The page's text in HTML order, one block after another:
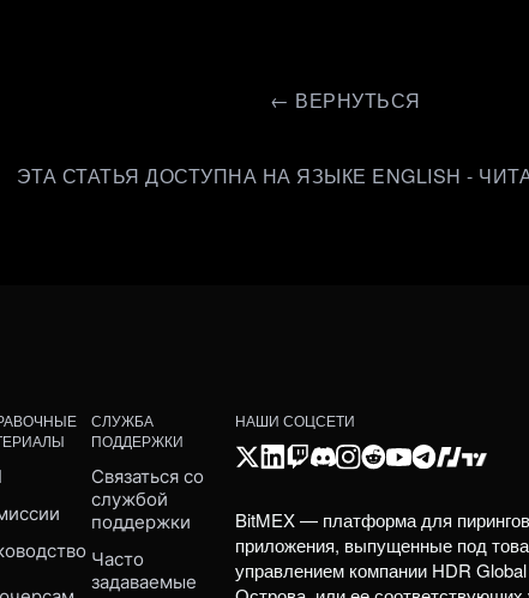
← ВЕРНУТЬСЯ
ЭТА СТАТЬЯ ДОСТУПНА НА ЯЗЫКЕ ENGLISH -
СЛУЖБА
ПОДДЕРЖКИ
Связаться со
службой
поддержки
Часто
задаваемые
НАШИ СОЦСЕТИ
BitMEX — платформа для
приложения, выпущенные под
управлением компании HDR